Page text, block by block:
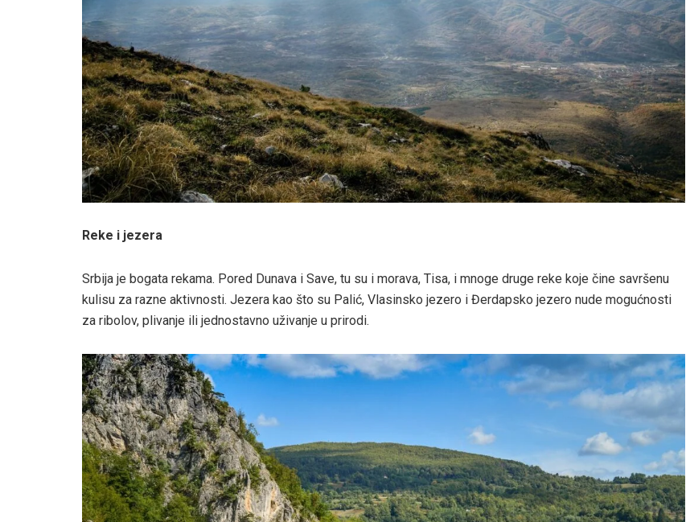
Reke i jezera
Srbija je bogata rekama. Pored Dunava i Save, tu su i morava, Tisa, i mnoge druge reke koje čine savršenu
kulisu za razne aktivnosti. Jezera kao što su Palić, Vlasinsko jezero i Đerdapsko jezero nude mogućnosti
za ribolov, plivanje ili jednostavno uživanje u prirodi.